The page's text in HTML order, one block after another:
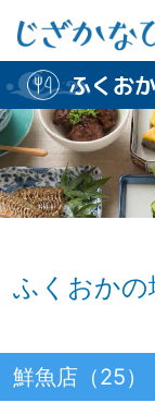
ふくお
ふくおかの
鮮魚店（25）